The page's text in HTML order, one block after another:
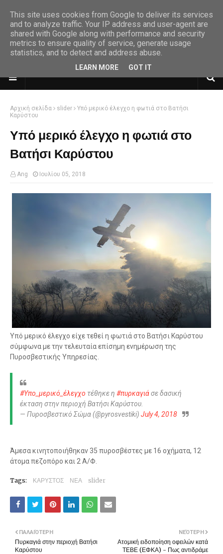
Αρχική σελίδα slider
Υπό μερικό έλεγχο η φωτιά στο Βατήσι
Καρύστου
Υπό μερικό έλεγχο η φωτιά στο
Βατήσι Καρύστου
Ang Ιουλίου 05, 2018
Υπό μερικό έλεγχο είχε τεθεί η φωτιά στο Βατήσι Καρύστου
σύμφωνα με την τελευταία επίσημη ενημέρωση της
Πυροσβεστικής Υπηρεσίας.
#Υπο_μερικό_έλεγχο τέθηκε η #πυρκαγιάσε δασική
έκταση στην περιοχή Βατήσι Καρύστου.
— Πυροσβεστικό Σώμα (@pyrosvestiki) July 4, 2018
Άμεσα κινητοποιήθηκαν 35 πυροσβέστες με 16 οχήματα, 12
άτομα πεζοπόρο και 2 Α/Φ.
Tags: ΚΑΡΥΣΤΟΣ ΝΕΑ slider
ΝΕΌΤΕΡΗ
Ατομική ειδοποίηση οφειλών κατά
ΤΕΒΕ (ΕΦΚΑ) - Πως αντιδράμε
ΠΑΛΑΙΌΤΕΡΗ
Πυρκαγιά στην περιοχή Βατήσι
Καρύστου
This site uses cookies from Google to deliver its services
and to analyze traffic. Your IP address and user-agent are
shared with Google along with performance and security
metrics to ensure quality of service, generate usage
statistics, and to detect and address abuse.
LEARN MORE GOT IT